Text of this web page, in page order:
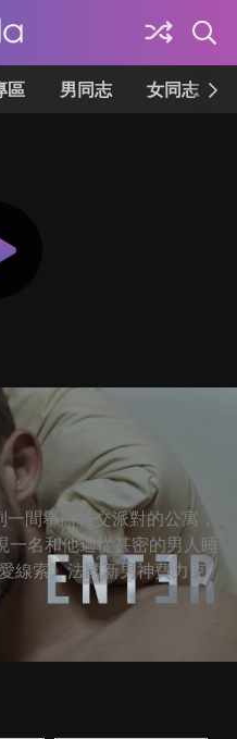
區 男同志 女同志
間舉辦雜交派對的公寓，
一名和他過從甚密的男人睡
線索》法國新男神費力克